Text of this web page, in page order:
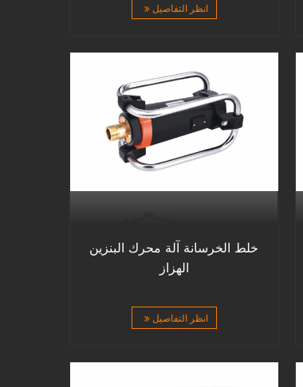
انظر التفاصيل
خلط الخرسانة آلة محرك البنزين
الهزاز
انظر التفاصيل